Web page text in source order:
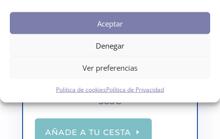
Aceptar
Denegar
Ver preferencias
Política de cookiesPolítica de Privacidad
Pago único
Realiza el pago de una sola
305€
AÑADE A TU CESTA